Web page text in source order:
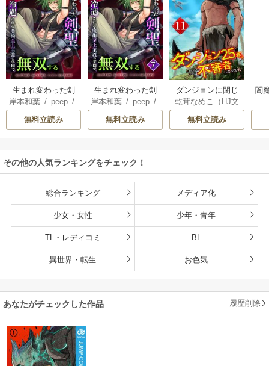
生まれ変わった剣
聖、剣士が冷遇さ
れる魔術至上主義
の学園で無双する
岸本和葉/ peep/
染野静也/桑島黎
/taskey STUDI
無料立読み
生まれ変わった剣
聖、剣士が冷遇さ
れる魔術至上主義
の学園で無双する
岸本和葉/ peep/
染野静也/桑島黎
/taskey STUDI
無料立読み
ダンジョンに閉じ
込められて25年。
救出されたときに
は立派な不審者に
版】
乾茸なめこ（HJ文
庫／ホビージャパ
ン刊）/御手洗太
無料立読み
閻
その他の人気ランキングをチェック！
総合ランキング メディア化
少女・女性 少年・青年
TL・レディコミ BL
異世界・転生 お色気
あなたがチェックした作品 履歴削除